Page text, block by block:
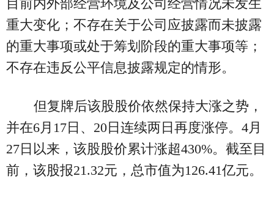
目前内外部经营环境及公司经营情况未发生
重大变化；不存在关于公司应披露而未披露
的重大事项或处于筹划阶段的重大事项等；
不存在违反公平信息披露规定的情形。
但复牌后该股股价依然保持大涨之势，
并在6月17日、20日连续两日再度涨停。4月
27日以来，该股股价累计涨超430%。截至目
前，该股报21.32元，总市值为126.41亿元。